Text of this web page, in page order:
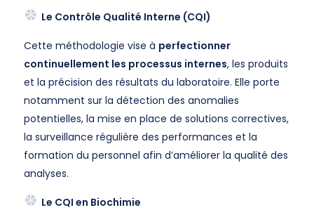
Le Contrôle Qualité Interne (CQI)
Cette méthodologie vise à perfectionner
continuellement les processus internes, les produits
et la précision des résultats du laboratoire. Elle porte
notamment sur la détection des anomalies
potentielles, la mise en place de solutions correctives,
la surveillance régulière des performances et la
formation du personnel afin d’améliorer la qualité des
analyses.
Le CQI en Biochimie